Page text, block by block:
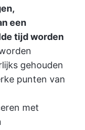
een
tijd worden
gehouden
punten van
met